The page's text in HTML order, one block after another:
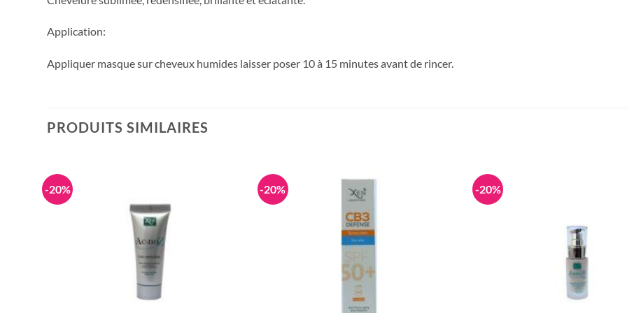
Application:
Appliquer masque sur cheveux humides laisser poser 10 à 15 minutes avant de rincer.
PRODUITS SIMILAIRES
-20% -20% -20%